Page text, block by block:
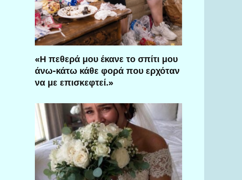
«Η πεθερά μου έκανε το σπίτι μου
άνω-κάτω κάθε φορά που ερχόταν
να με επισκεφτεί.»